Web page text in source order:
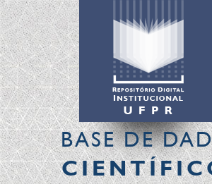
BASE DE